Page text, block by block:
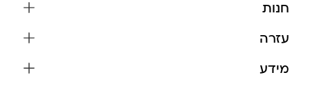
חנות
צמידים
עזרה
מידע